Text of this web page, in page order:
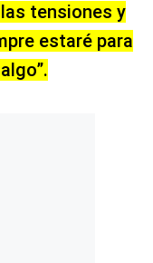
tensiones y
estaré para